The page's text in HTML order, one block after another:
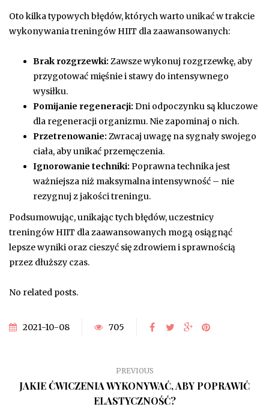
Oto kilka typowych błędów, których warto unikać w trakcie
wykonywania treningów HIIT dla zaawansowanych:
Brak rozgrzewki: Zawsze wykonuj rozgrzewkę, aby
przygotować mięśnie i stawy do intensywnego
wysiłku.
Pomijanie regeneracji: Dni odpoczynku są kluczowe
dla regeneracji organizmu. Nie zapominaj o nich.
Przetrenowanie: Zwracaj uwagę na sygnały swojego
ciała, aby unikać przemęczenia.
Ignorowanie techniki: Poprawna technika jest
ważniejsza niż maksymalna intensywność – nie
rezygnuj z jakości treningu.
Podsumowując, unikając tych błędów, uczestnicy
treningów HIIT dla zaawansowanych mogą osiągnąć
lepsze wyniki oraz cieszyć się zdrowiem i sprawnością
przez dłuższy czas.
No related posts.
2021-10-08 705
PREVIOUS
JAKIE ĆWICZENIA WYKONYWAĆ, ABY POPRAWIĆ
ELASTYCZNOŚĆ?